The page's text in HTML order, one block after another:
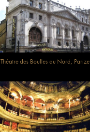
Théatre des Bouffes du Nord, Parīze